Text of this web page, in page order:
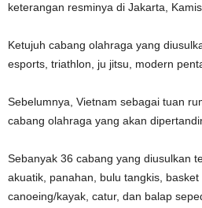
keterangan resminya di Jakarta,
Ketujuh cabang olahraga yang
esports, triathlon, ju jitsu, modern
Sebelumnya, Vietnam sebagai tuan
cabang olahraga yang akan
Sebanyak 36 cabang yang diusulkan
akuatik, panahan, bulu tangkis, basket
canoeing/kayak, catur, dan balap